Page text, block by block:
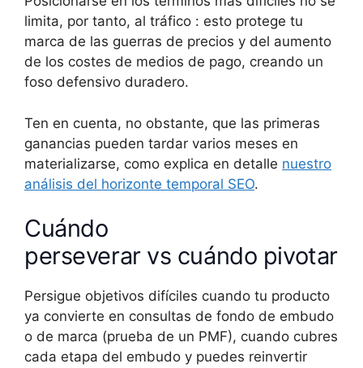
limita, por tanto, al tráfico : esto protege tu
marca de las guerras de precios y del aumento
de los costes de medios de pago, creando un
foso defensivo duradero.
Ten en cuenta, no obstante, que las primeras
ganancias pueden tardar varios meses en
materializarse, como explica en detalle nuestro
análisis del horizonte temporal SEO.
Cuándo
perseverar vs cuándo pivotar
Persigue objetivos difíciles cuando tu producto
ya convierte en consultas de fondo de embudo
o de marca (prueba de un PMF), cuando cubres
cada etapa del embudo y puedes reinvertir